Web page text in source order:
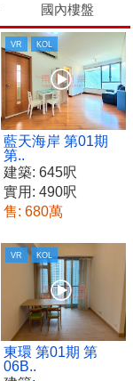
國內樓盤
VR KOL
藍天海岸 第01期
第..
建築: 645呎
實用: 490呎
售: 680萬
VR KOL
東環 第01期 第
06B..